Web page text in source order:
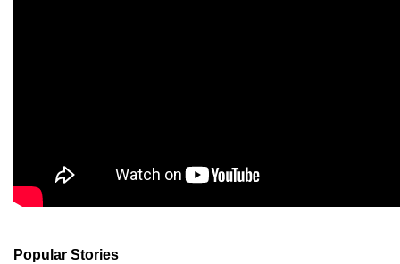
Popular Stories